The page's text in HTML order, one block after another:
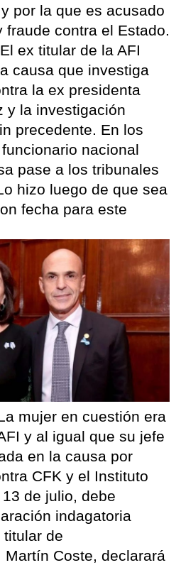
por la que es acusado
fraude contra el Estado.
El ex titular de la AFI
causa que investiga
la ex presidenta
y la investigación
precedente. En los
nacional
pase a los tribunales
hizo luego de que sea
fecha para este
mujer en cuestión era
y al igual que su jefe
en la causa por
CFK y el Instituto
de julio, debe
indagatoria
de
Coste, declarará